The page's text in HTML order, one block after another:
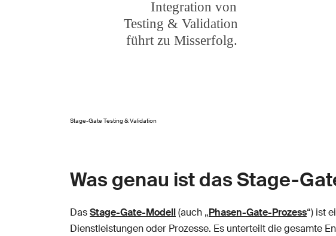
Stage-Gate Testing & Validation
Was genau ist das Stage-
DasStage-Gate-Modell(auch „Phasen-Gate-Prozess“) ist
Dienstleistungen oder Prozesse. Es unterteilt die gesamte